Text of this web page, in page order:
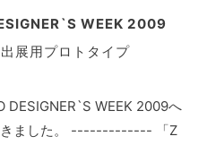
WEEK 2009
展用プロトタイプ
DESIGNER`S WEEK 2009へ
きました。 ------------- 「Z